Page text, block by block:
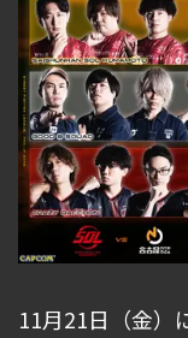
11月21日（金）